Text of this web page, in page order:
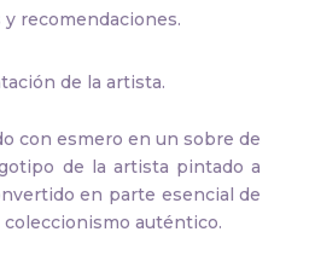
y recomendaciones.
de la artista.
con esmero en un sobre de
de la artista pintado a
en parte esencial de
auténtico.